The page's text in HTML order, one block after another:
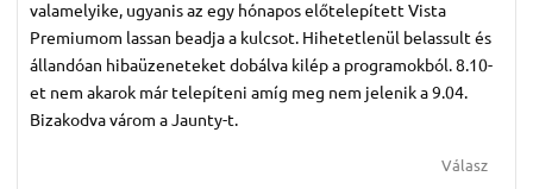
valamelyike, ugyanis az egy hónapos előtelepített Vista
Premiumom lassan beadja a kulcsot. Hihetetlenül belassult és
állandóan hibaüzeneteket dobálva kilép a programokból. 8.10-
et nem akarok már telepíteni amíg meg nem jelenik a 9.04.
Bizakodva várom a Jaunty-t.
Válasz